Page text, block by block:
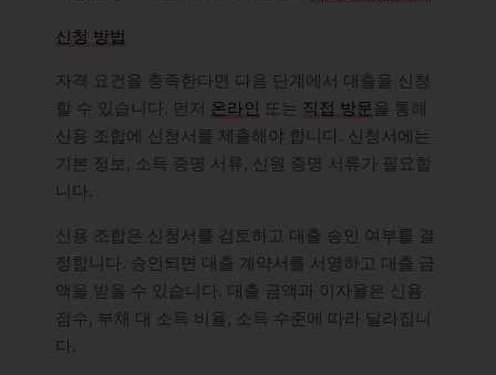
신청 방법
자격 요건을 충족한다면 다음 단계에서 대출을 신청
할 수 있습니다. 먼저 온라인 또는 직접 방문을 통해
신용 조합에 신청서를 제출해야 합니다. 신청서에는
기본 정보, 소득 증명 서류, 신원 증명 서류가 필요합
니다.
신용 조합은 신청서를 검토하고 대출 승인 여부를 결
정합니다. 승인되면 대출 계약서를 서명하고 대출 금
액을 받을 수 있습니다. 대출 금액과 이자율은 신용
점수, 부채 대 소득 비율, 소득 수준에 따라 달라집니
다.